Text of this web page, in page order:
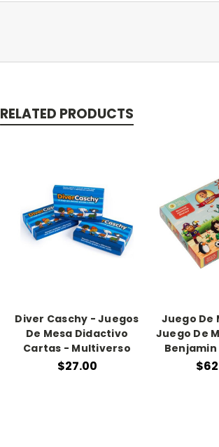
RELATED PRODUCTS
Diver Caschy - Juegos
De Mesa Didactivo
Cartas - Multiverso
$27.00
Juego De
Juego De